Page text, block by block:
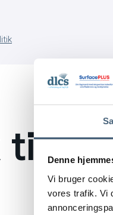
Denne
Vi bruger
vores trafik. Vi
tid